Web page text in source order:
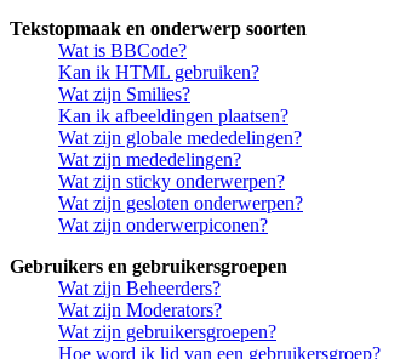
Tekstopmaak en onderwerp soorten
Wat is BBCode?
Kan ik HTML gebruiken?
Wat zijn Smilies?
Kan ik afbeeldingen plaatsen?
Wat zijn globale mededelingen?
Wat zijn mededelingen?
Wat zijn sticky onderwerpen?
Wat zijn gesloten onderwerpen?
Wat zijn onderwerpiconen?
Gebruikers en gebruikersgroepen
Wat zijn Beheerders?
Wat zijn Moderators?
Wat zijn gebruikersgroepen?
Hoe word ik lid van een gebruikersgroep?